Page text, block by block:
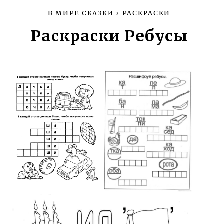
В МИРЕ СКАЗКИ › РАСКРАСКИ
Раскраски Ребусы